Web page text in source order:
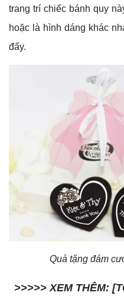
trang trí chiếc bánh quy
hoặc là hình dáng khác
đấy.
Quà tặng đám
>>>>> XEM THÊM: